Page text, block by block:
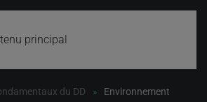
principal
du DD Environnement